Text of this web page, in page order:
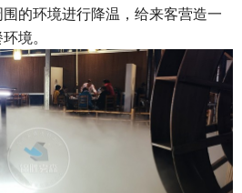
的环境进行降温，给来客营造一
境。